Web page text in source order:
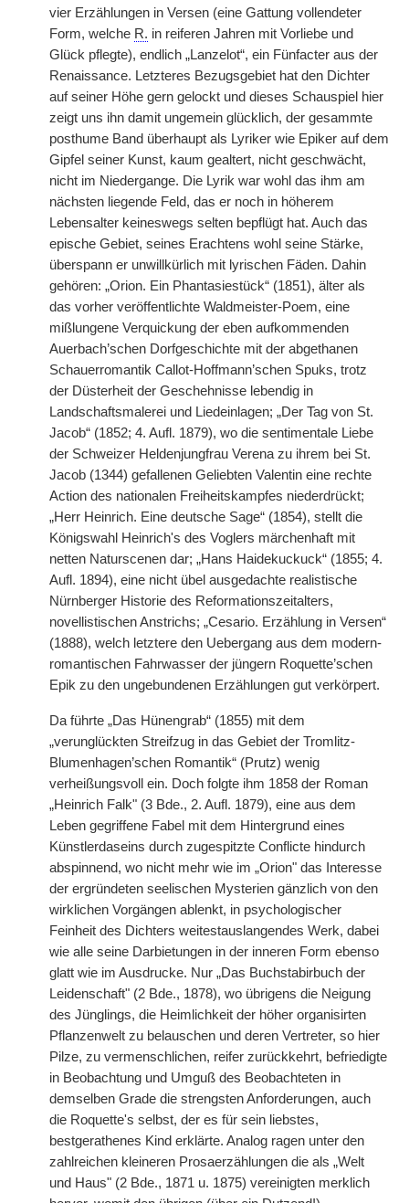
vier Erzählungen in Versen (eine Gattung vollendeter
Form, welche R. in reiferen Jahren mit Vorliebe und
Glück pflegte), endlich „Lanzelot“, ein Fünfacter aus der
Renaissance. Letzteres Bezugsgebiet hat den Dichter
auf seiner Höhe gern gelockt und dieses Schauspiel hier
zeigt uns ihn damit ungemein glücklich, der gesammte
posthume Band überhaupt als Lyriker wie Epiker auf dem
Gipfel seiner Kunst, kaum gealtert, nicht geschwächt,
nicht im Niedergange. Die Lyrik war wohl das ihm am
nächsten liegende Feld, das er noch in höherem
Lebensalter keineswegs selten bepflügt hat. Auch das
epische Gebiet, seines Erachtens wohl seine Stärke,
überspann er unwillkürlich mit lyrischen Fäden. Dahin
gehören: „Orion. Ein Phantasiestück“ (1851), älter als
das vorher veröffentlichte Waldmeister-Poem, eine
mißlungene Verquickung der eben aufkommenden
Auerbach’schen Dorfgeschichte mit der abgethanen
Schauerromantik Callot-Hoffmann’schen Spuks, trotz
der Düsterheit der Geschehnisse lebendig in
Landschaftsmalerei und Liedeinlagen; „Der Tag von St.
Jacob“ (1852; 4. Aufl. 1879), wo die sentimentale Liebe
der Schweizer Heldenjungfrau Verena zu ihrem bei St.
Jacob (1344) gefallenen Geliebten Valentin eine rechte
Action des nationalen Freiheitskampfes niederdrückt;
„Herr Heinrich. Eine deutsche Sage“ (1854), stellt die
Königswahl Heinrich's des Voglers märchenhaft mit
netten Naturscenen dar; „Hans Haidekuckuck“ (1855; 4.
Aufl. 1894), eine nicht übel ausgedachte realistische
Nürnberger Historie des Reformationszeitalters,
novellistischen Anstrichs; „Cesario. Erzählung in Versen“
(1888), welch letztere den Uebergang aus dem modern-
romantischen Fahrwasser der jüngern Roquette’schen
Epik zu den ungebundenen Erzählungen gut verkörpert.
Da führte „Das Hünengrab“ (1855) mit dem
„verunglückten Streifzug in das Gebiet der Tromlitz-
Blumenhagen’schen Romantik“ (Prutz) wenig
verheißungsvoll ein. Doch folgte ihm 1858 der Roman
„Heinrich Falk" (3 Bde., 2. Aufl. 1879), eine aus dem
Leben gegriffene Fabel mit dem Hintergrund eines
Künstlerdaseins durch zugespitzte Conflicte hindurch
abspinnend, wo nicht mehr wie im „Orion" das Interesse
der ergründeten seelischen Mysterien gänzlich von den
wirklichen Vorgängen ablenkt, in psychologischer
Feinheit des Dichters weitestauslangendes Werk, dabei
wie alle seine Darbietungen in der inneren Form ebenso
glatt wie im Ausdrucke. Nur „Das Buchstabirbuch der
Leidenschaft" (2 Bde., 1878), wo übrigens die Neigung
des Jünglings, die Heimlichkeit der höher organisirten
Pflanzenwelt zu belauschen und deren Vertreter, so hier
Pilze, zu vermenschlichen, reifer zurückkehrt, befriedigte
in Beobachtung und Umguß des Beobachteten in
demselben Grade die strengsten Anforderungen, auch
die Roquette's selbst, der es für sein liebstes,
bestgerathenes Kind erklärte. Analog ragen unter den
zahlreichen kleineren Prosaerzählungen die als „Welt
und Haus" (2 Bde., 1871 u. 1875) vereinigten merklich